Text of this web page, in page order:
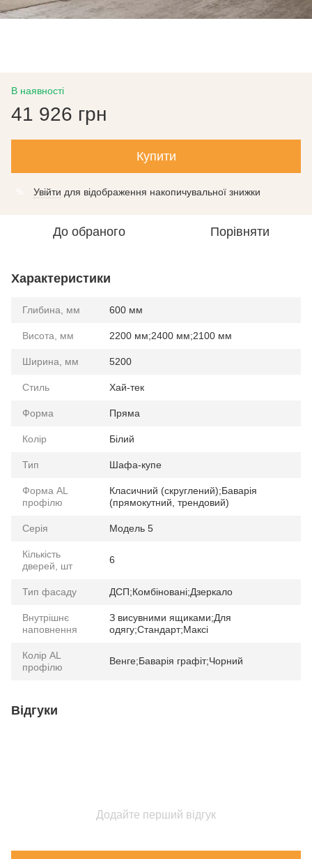
В наявності
41 926 грн
Купити
Увійти для відображення накопичувальної знижки
До обраного Порівняти
Характеристики
Глибина, мм 600 мм
Висота, мм 2200 мм;2400 мм;2100 мм
Ширина, мм 5200
Стиль Хай-тек
Форма Пряма
Колір Білий
Тип Шафа-купе
Форма AL
профілю
Класичний (скруглений);Баварія
(прямокутний, трендовий)
Серія Модель 5
Кількість
дверей, шт
6
Тип фасаду ДСП;Комбіновані;Дзеркало
Внутрішнє
наповнення
З висувними ящиками;Для
одягу;Стандарт;Максі
Колір AL
профілю
Венге;Баварія графіт;Чорний
Відгуки
Додайте перший відгук